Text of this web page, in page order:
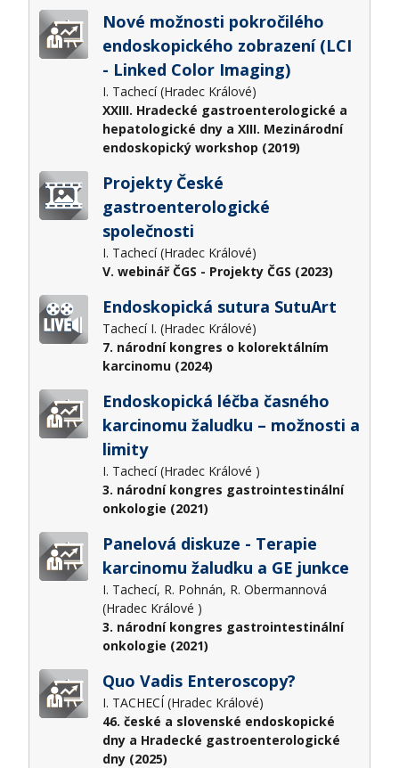
Nové možnosti pokročilého
endoskopického zobrazení (LCI
- Linked Color Imaging)
I. Tachecí (Hradec Králové)
XXIII. Hradecké gastroenterologické a
hepatologické dny a XIII. Mezinárodní
endoskopický workshop (2019)
Projekty České
gastroenterologické
společnosti
I. Tachecí (Hradec Králové)
V. webinář ČGS - Projekty ČGS (2023)
Endoskopická sutura SutuArt
Tachecí I. (Hradec Králové)
7. národní kongres o kolorektálním
karcinomu (2024)
Endoskopická léčba časného
karcinomu žaludku – možnosti a
limity
I. Tachecí (Hradec Králové )
3. národní kongres gastrointestinální
onkologie (2021)
Panelová diskuze - Terapie
karcinomu žaludku a GE junkce
I. Tachecí, R. Pohnán, R. Obermannová
(Hradec Králové )
3. národní kongres gastrointestinální
onkologie (2021)
Quo Vadis Enteroscopy?
I. TACHECÍ (Hradec Králové)
46. české a slovenské endoskopické
dny a Hradecké gastroenterologické
dny (2025)